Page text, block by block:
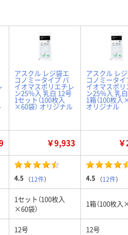
アスクル レジ袋エ
コノミータイプ バ
イオマスポリエチレ
ン25％入 乳白 12号
1セット（100枚入
×60袋） オリジナル
アスクル レ
コノミータイ
イオマスポ
ン25％入 乳
1箱（100枚入
オリジナル
￥9,933
4.5 （12件） 4.5 （12件）
1セット（100枚入
×60袋）
1箱（100枚入
12号 12号